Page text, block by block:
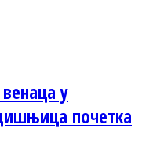
у
почетка